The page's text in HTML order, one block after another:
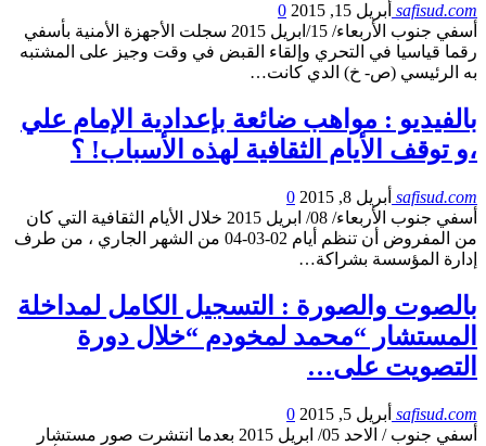
safisud.com أبريل 15, 2015
0
أسفي جنوب الأربعاء/ 15/ابريل 2015 سجلت الأجهزة الأمنية بأسفي
رقما قياسيا في التحري وإلقاء القبض في وقت وجيز على المشتبه
به الرئيسي (ص- خ) الدي كانت…
بالفيديو : مواهب ضائعة بإعدادية الإمام علي
،و توقف الأيام الثقافية لهذه الأسباب! ؟
safisud.com أبريل 8, 2015
0
أسفي جنوب الأربعاء/ 08/ ابريل 2015 خلال الأيام الثقافية التي كان
من المفروض أن تنظم أيام 02-03-04 من الشهر الجاري ، من طرف
إدارة المؤسسة بشراكة…
بالصوت والصورة : التسجيل الكامل لمداخلة
المستشار “محمد لمخودم “خلال دورة
التصويت على…
safisud.com أبريل 5, 2015
0
أسفي جنوب / الاحد 05/ ابريل 2015 بعدما انتشرت صور مستشار